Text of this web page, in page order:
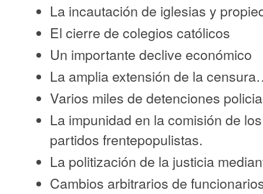
La incautación de iglesias y
El cierre de colegios católicos
Un importante declive económico
La amplia extensión de la
Varios miles de detenciones
La impunidad en la comisión de
partidos frentepopulistas.
La politización de la justicia
Cambios arbitrarios de